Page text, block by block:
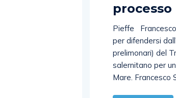
processo
Pieffe
per difendersi
prelimonari) del
salernitano per
Mare. Francesco